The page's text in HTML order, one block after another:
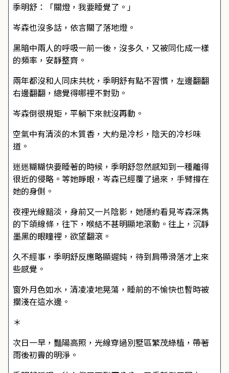
季明舒：「關燈，我要睡覺了。」
岑森也沒多話，依言關了落地燈。
黑暗中兩人的呼吸一前一後，沒多久，又被同化成一樣
的頻率，安靜整齊。
兩年都沒和人同床共枕，季明舒有點不習慣，左邊翻翻
右邊翻翻，總覺得哪裡不對勁。
岑森倒很規矩，平躺下來就沒再動。
空氣中有清淡的木質香，大約是冷杉，陰天的冷杉味
道。
迷迷糊糊快要睡著的時候，季明舒忽然感知到一種離得
很近的侵略。等她睜眼，岑森已經覆了過來，手臂撐在
她的身側。
夜裡光線黯淡，身前又一片陰影，她隱約看見岑森深雋
的下頜線條，往下，喉結不甚明顯地滾動。往上，沉靜
墨黑的眼瞳裡，欲望翻滾。
久不經事，季明舒反應略顯遲鈍，待到肩帶滑落才上來
些感覺。
窗外月色如水，清凌凌地晃蕩，睡前的不愉快也暫時被
擱淺在這水邊。
＊
次日一早，豔陽高照，光線穿過別墅區繁茂綠植，帶著
雨後初霽的明淨。